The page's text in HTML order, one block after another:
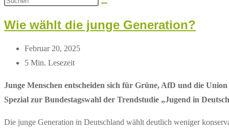
umschalten
Wie wählt die junge Generation?
Beitrag
zuletzt
am:
Februar 20, 2025
Lesedauer:
5 Min. Lesezeit
Junge Menschen entscheiden sich für Grüne, AfD und die
Spezial zur Bundestagswahl der Trendstudie „Jugend in
Die junge Generation in Deutschland wählt deutlich weniger